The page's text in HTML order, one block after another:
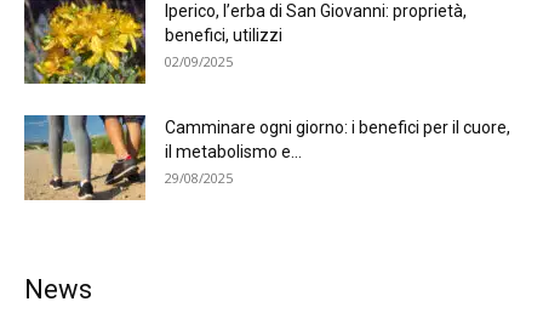
Iperico, l’erba di San Giovanni: proprietà,
benefici, utilizzi
02/09/2025
Camminare ogni giorno: i benefici per il cuore,
il metabolismo e...
29/08/2025
News